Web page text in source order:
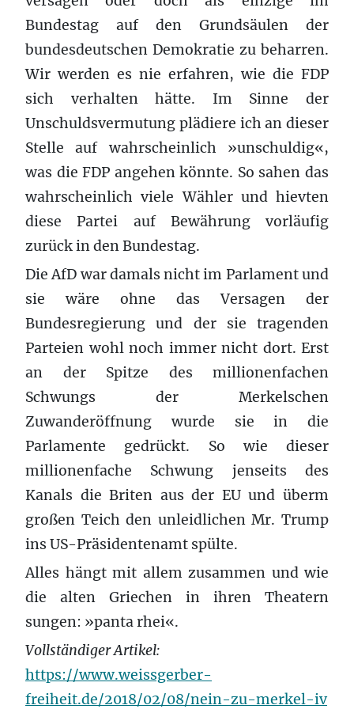
Bundestag auf den Grundsäulen der
bundesdeutschen Demokratie zu beharren.
Wir werden es nie erfahren, wie die FDP
sich verhalten hätte. Im Sinne der
Unschuldsvermutung plädiere ich an dieser
Stelle auf wahrscheinlich »unschuldig«,
was die FDP angehen könnte. So sahen das
wahrscheinlich viele Wähler und hievten
diese Partei auf Bewährung vorläufig
zurück in den Bundestag.
Die AfD war damals nicht im Parlament und
sie wäre ohne das Versagen der
Bundesregierung und der sie tragenden
Parteien wohl noch immer nicht dort. Erst
an der Spitze des millionenfachen
Schwungs der Merkelschen
Zuwanderöffnung wurde sie in die
Parlamente gedrückt. So wie dieser
millionenfache Schwung jenseits des
Kanals die Briten aus der EU und überm
großen Teich den unleidlichen Mr. Trump
ins US-Präsidentenamt spülte.
Alles hängt mit allem zusammen und wie
die alten Griechen in ihren Theatern
sungen: »panta rhei«.
Vollständiger Artikel:
https://www.weissgerber-
freiheit.de/2018/02/08/nein-zu-merkel-iv